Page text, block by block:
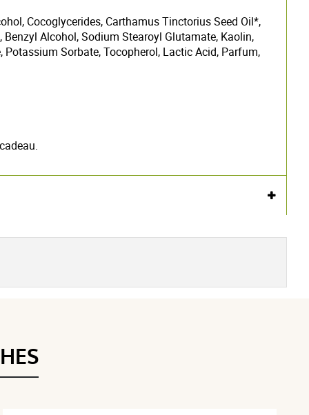
Cocoglycerides, Carthamus Tinctorius Seed Oil*,
Alcohol, Sodium Stearoyl Glutamate, Kaolin,
Sorbate, Tocopherol, Lactic Acid, Parfum,
Voir l'attestation de confiance